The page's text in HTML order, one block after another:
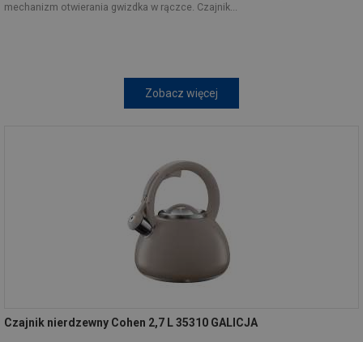
mechanizm otwierania gwizdka w rączce. Czajnik...
Zobacz więcej
Czajnik nierdzewny Cohen 2,7 L 35310 GALICJA